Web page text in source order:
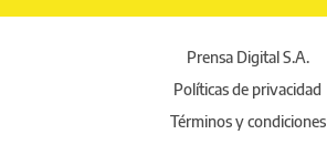
Prensa Digital S.A.
Políticas de privacidad
Términos y condiciones